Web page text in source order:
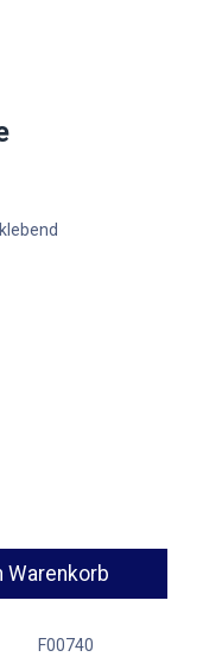
Warenkorb
F00740